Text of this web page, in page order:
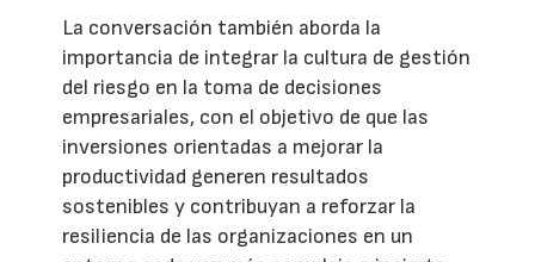
La conversación también aborda la
importancia de integrar la cultura de gestión
del riesgo en la toma de decisiones
empresariales, con el objetivo de que las
inversiones orientadas a mejorar la
productividad generen resultados
sostenibles y contribuyan a reforzar la
resiliencia de las organizaciones en un